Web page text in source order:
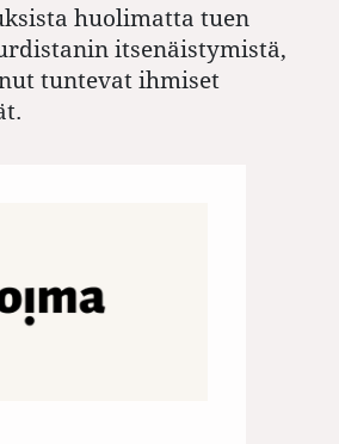
huolimatta tuen
itsenäistymistä,
tuntevat ihmiset